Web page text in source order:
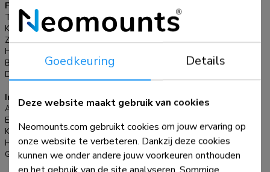
Functionaliteit
Type:
Full motion, Kantelen, Roteren, Zwenken
Kantelen (graden):
+10°, -15°
Zwenken (graden):
180°
Hoogte:
Breedte:
45 cm
Diepte:
Informatie
Artikelnummer:
FL40-450BL14
EAN:
Kleur:
Zwart
Hoofdmateriaal:
Staal
Garantie:
5 jaar
Goedkeuring Details
Deze website maakt gebruik van cookies
Neomounts.com gebruikt cookies om jouw ervaring op
onze website te verbeteren. Dankzij deze cookies
kunnen we onder andere jouw voorkeuren onthouden